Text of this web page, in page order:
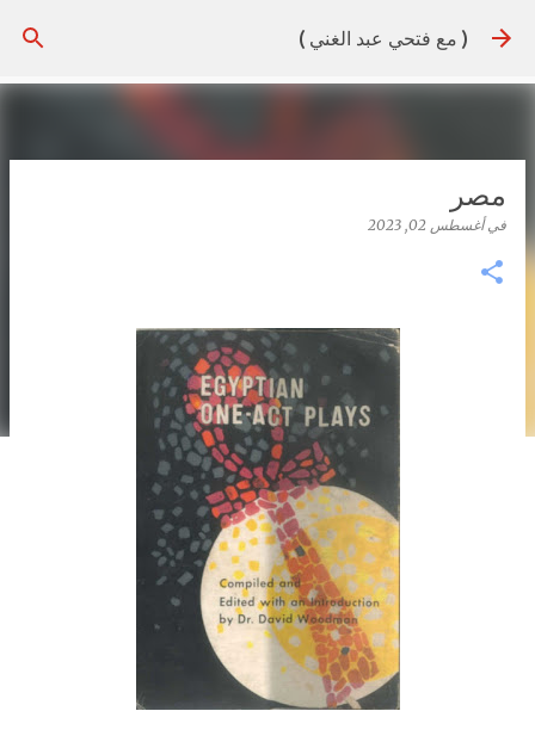
التخطي إلى المحتوى الرئيسي( مع فتحي عبد الغني )
مصر
فيأغسطس 02, 2023